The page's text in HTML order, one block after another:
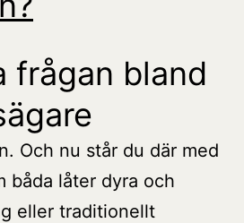
frågan bland
Och nu står du där med
båda låter dyra och
eller traditionellt